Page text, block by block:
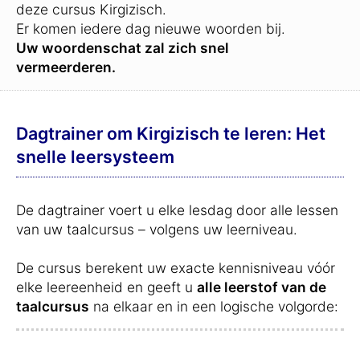
deze cursus Kirgizisch.
Er komen iedere dag nieuwe woorden bij.
Uw woordenschat zal zich snel
vermeerderen.
Dagtrainer om Kirgizisch te leren: Het
snelle leersysteem
De dagtrainer voert u elke lesdag door alle lessen
van uw taalcursus – volgens uw leerniveau.
De cursus berekent uw exacte kennisniveau vóór
elke leereenheid en geeft u alle leerstof van de
taalcursus na elkaar en in een logische volgorde: